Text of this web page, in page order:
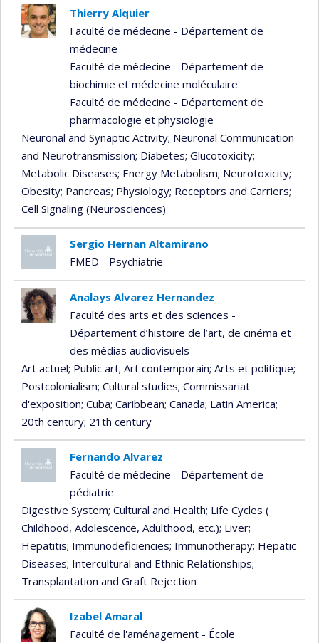
Thierry Alquier
Faculté de médecine - Département de
médecine
Faculté de médecine - Département de
biochimie et médecine moléculaire
Faculté de médecine - Département de
pharmacologie et physiologie
Neuronal and Synaptic Activity; Neuronal Communication
and Neurotransmission; Diabetes; Glucotoxicity;
Metabolic Diseases; Energy Metabolism; Neurotoxicity;
Obesity; Pancreas; Physiology; Receptors and Carriers;
Cell Signaling (Neurosciences)
Sergio Hernan Altamirano
FMED - Psychiatrie
Analays Alvarez Hernandez
Faculté des arts et des sciences -
Département d’histoire de l’art, de cinéma et
des médias audiovisuels
Art actuel; Public art; Art contemporain; Arts et politique;
Postcolonialism; Cultural studies; Commissariat
d'exposition; Cuba; Caribbean; Canada; Latin America;
20th century; 21th century
Fernando Alvarez
Faculté de médecine - Département de
pédiatrie
Digestive System; Cultural and Health; Life Cycles (
Childhood, Adolescence, Adulthood, etc.); Liver;
Hepatitis; Immunodeficiencies; Immunotherapy; Hepatic
Diseases; Intercultural and Ethnic Relationships;
Transplantation and Graft Rejection
Izabel Amaral
Faculté de l'aménagement - École